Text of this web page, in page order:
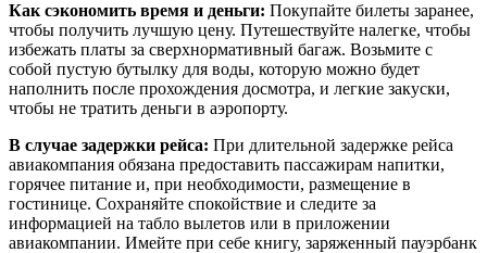
Как сэкономить время и деньги: Покупайте билеты заранее,
чтобы получить лучшую цену. Путешествуйте налегке, чтобы
избежать платы за сверхнормативный багаж. Возьмите с
собой пустую бутылку для воды, которую можно будет
наполнить после прохождения досмотра, и легкие закуски,
чтобы не тратить деньги в аэропорту.
В случае задержки рейса: При длительной задержке рейса
авиакомпания обязана предоставить пассажирам напитки,
горячее питание и, при необходимости, размещение в
гостинице. Сохраняйте спокойствие и следите за
информацией на табло вылетов или в приложении
авиакомпании. Имейте при себе книгу, заряженный пауэрбанк